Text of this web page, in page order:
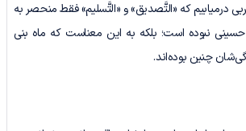
درمیابیم که «التَّصدیق» و «التَّسلیم» فقط منحصر به
حسینی نبوده است؛ بلکه به این معناست که ماه بنی
چنین بوده‌اند.